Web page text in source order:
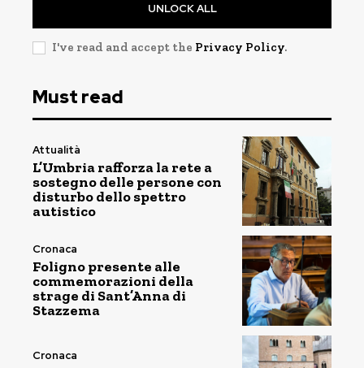
UNLOCK ALL
I've read and accept the Privacy Policy.
Must read
Attualità
L’Umbria rafforza la rete a
sostegno delle persone con
disturbo dello spettro
autistico
Cronaca
Foligno presente alle
commemorazioni della
strage di Sant’Anna di
Stazzema
Cronaca